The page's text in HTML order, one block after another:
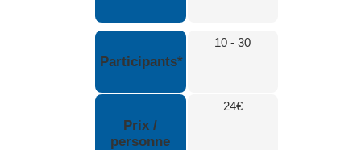
Participants*
10 - 30
Prix /
personne
24€